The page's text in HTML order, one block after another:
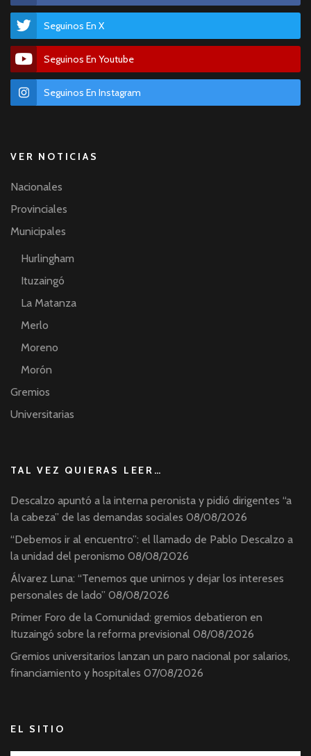
Seguinos En X
Seguinos En Youtube
Seguinos En Instagram
VER NOTICIAS
Nacionales
Provinciales
Municipales
Hurlingham
Ituzaingó
La Matanza
Merlo
Moreno
Morón
Gremios
Universitarias
TAL VEZ QUIERAS LEER…
Descalzo apuntó a la interna peronista y pidió dirigentes “a
la cabeza” de las demandas sociales 08/08/2026
“Debemos ir al encuentro”: el llamado de Pablo Descalzo a
la unidad del peronismo 08/08/2026
Álvarez Luna: “Tenemos que unirnos y dejar los intereses
personales de lado” 08/08/2026
Primer Foro de la Comunidad: gremios debatieron en
Ituzaingó sobre la reforma previsional 08/08/2026
Gremios universitarios lanzan un paro nacional por salarios,
financiamiento y hospitales 07/08/2026
EL SITIO